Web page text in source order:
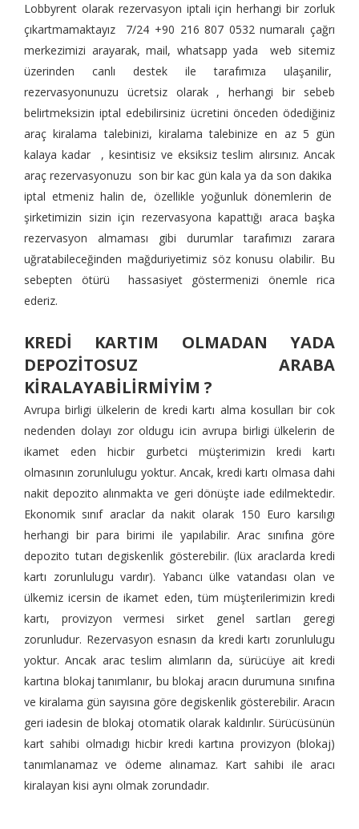
Lobbyrent olarak rezervasyon iptali için herhangi bir zorluk
çıkartmamaktayız 7/24 +90 216 807 0532 numaralı çağrı
merkezimizi arayarak, mail, whatsapp yada web sitemiz
üzerinden canlı destek ile tarafımıza ulaşanilir,
rezervasyonunuzu ücretsiz olarak , herhangi bir sebeb
belirtmeksizin iptal edebilirsiniz ücretini önceden ödediğiniz
araç kiralama talebinizi, kiralama talebinize en az 5 gün
kalaya kadar , kesintisiz ve eksiksiz teslim alırsınız. Ancak
araç rezervasyonuzu son bir kac gün kala ya da son dakika
iptal etmeniz halin de, özellikle yoğunluk dönemlerin de
şirketimizin sizin için rezervasyona kapattığı araca başka
rezervasyon almaması gibi durumlar tarafımızı zarara
uğratabileceğinden mağduriyetimiz söz konusu olabilir. Bu
sebepten ötürü hassasiyet göstermenizi önemle rica
ederiz.
KREDİ KARTIM OLMADAN YADA
DEPOZİTOSUZ ARABA
KİRALAYABİLİRMİYİM ?
Avrupa birligi ülkelerin de kredi kartı alma kosulları bir cok
nedenden dolayı zor oldugu icin avrupa birligi ülkelerin de
ikamet eden hicbir gurbetci müşterimizin kredi kartı
olmasının zorunlulugu yoktur. Ancak, kredi kartı olmasa dahi
nakit depozito alınmakta ve geri dönüşte iade edilmektedir.
Ekonomik sınıf araclar da nakit olarak 150 Euro karsılıgı
herhangi bir para birimi ile yapılabilir. Arac sınıfına göre
depozito tutarı degiskenlik gösterebilir. (lüx araclarda kredi
kartı zorunlulugu vardır). Yabancı ülke vatandası olan ve
ülkemiz icersin de ikamet eden, tüm müşterilerimizin kredi
kartı, provizyon vermesi sirket genel sartları geregi
zorunludur. Rezervasyon esnasın da kredi kartı zorunlulugu
yoktur. Ancak arac teslim alımların da, sürücüye ait kredi
kartına blokaj tanımlanır, bu blokaj aracın durumuna sınıfına
ve kiralama gün sayısına göre degiskenlik gösterebilir. Aracın
geri iadesin de blokaj otomatik olarak kaldırılır. Sürücüsünün
kart sahibi olmadıgı hicbir kredi kartına provizyon (blokaj)
tanımlanamaz ve ödeme alınamaz. Kart sahibi ile aracı
kiralayan kisi aynı olmak zorundadır.